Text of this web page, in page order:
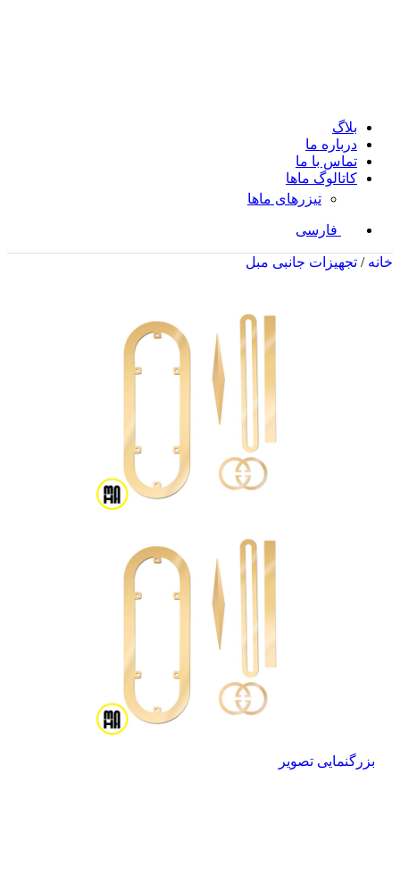
بلاگ
درباره ما
تماس با ما
کاتالوگ ماها
تیزرهای ماها
فارسی
خانه/ تجهیزات جانبی مبل
بزرگنمایی تصویر